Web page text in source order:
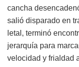
cancha
salió disparado en
letal, terminó
jerarquía para
velocidad y frialdad